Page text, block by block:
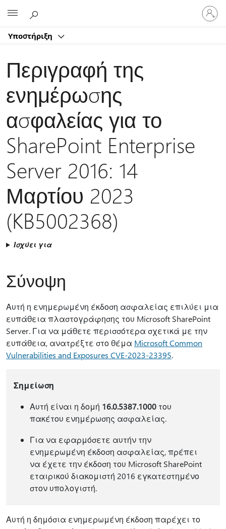
Υποστήριξη
Είσοδος
στον
Περιγραφή της
ενημέρωσης
ασφαλείας για το
SharePoint Enterprise
Server 2016: 14
Μαρτίου 2023
(KB5002368)
Ισχύει για
Σύνοψη
Αυτή η ενημερωμένη έκδοση ασφαλείας επιλύει μια
ευπάθεια πλαστογράφησης του Microsoft SharePoint
Server. Για να μάθετε περισσότερα σχετικά με την
ευπάθεια, ανατρέξτε στο θέμα Microsoft Common
Vulnerabilities and Exposures CVE-2023-23395.
Σημείωση
Αυτή είναι η δομή 16.0.5387.1000του
πακέτου ενημέρωσης ασφαλείας.
Για να εφαρμόσετε αυτήν την
ενημερωμένη έκδοση ασφαλείας, πρέπει
να έχετε την έκδοση του Microsoft SharePoint
εταιρικού διακομιστή 2016 εγκατεστημένο
στον υπολογιστή.
Αυτή η δημόσια ενημερωμένη έκδοση παρέχει το